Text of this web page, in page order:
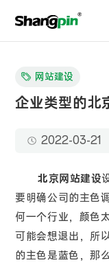
网站建设
企业类型的北
2022-03-21
北京网站建设
要明确公司的主色
何一个行业，颜色
可能会想退出，所
的主色是蓝色，那